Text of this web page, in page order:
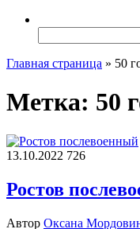
Главная страница » 50
Метка: 50
13.10.2022 726
Ростов
Автор Оксана